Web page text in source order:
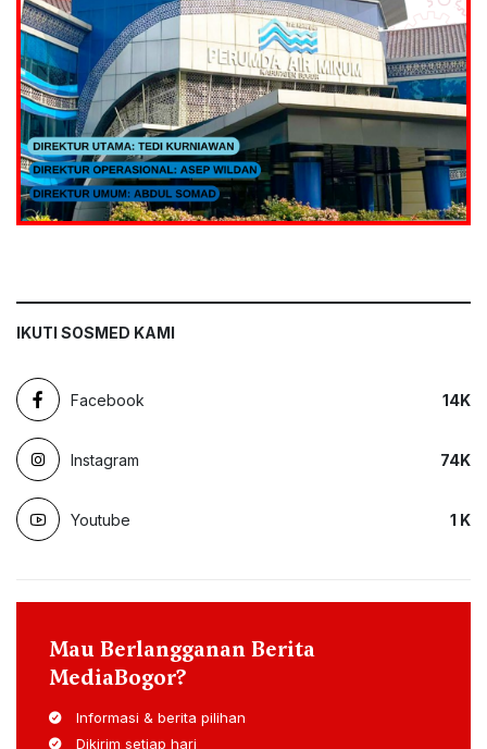
IKUTI SOSMED KAMI
Facebook 14K
Instagram 74K
Youtube 1 K
Mau Berlangganan Berita
MediaBogor?
Informasi & berita pilihan
Dikirim setiap hari